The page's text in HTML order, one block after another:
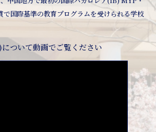
で国際基準の教育プログラムを受けられる学校
ついて動画でご覧ください